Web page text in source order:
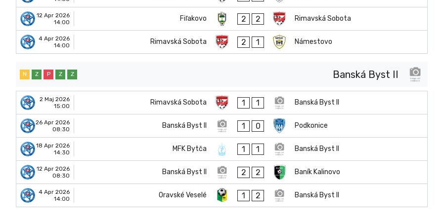
12 Apr 2026
14:00
Fiľakovo 2 2 Rimavská Sobota
4 Apr 2026
14:00
Rimavská Sobota 2 1 Námestovo
Banská Byst II
N Z P Z Z
2 Maj 2026
15:00
Rimavská Sobota 1 1 Banská Byst II
26 Apr 2026
08:30
Banská Byst II 1 0 Podkonice
18 Apr 2026
14:30
MFK Bytča 1 1 Banská Byst II
12 Apr 2026
08:30
Banská Byst II 2 2 Baník Kalinovo
4 Apr 2026
14:00
Oravské Veselé 1 2 Banská Byst II